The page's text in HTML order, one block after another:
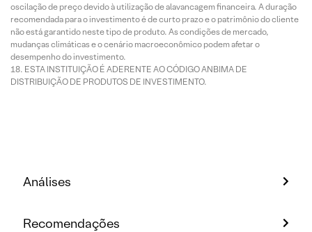
oscilação de preço devido à utilização de alavancagem financeira. A duração
recomendada para o investimento é de curto prazo e o patrimônio do cliente
não está garantido neste tipo de produto. As condições de mercado,
mudanças climáticas e o cenário macroeconômico podem afetar o
desempenho do investimento.
ESTA INSTITUIÇÃO É ADERENTE AO CÓDIGO ANBIMA DE
DISTRIBUIÇÃO DE PRODUTOS DE INVESTIMENTO.
Análises
Recomendações